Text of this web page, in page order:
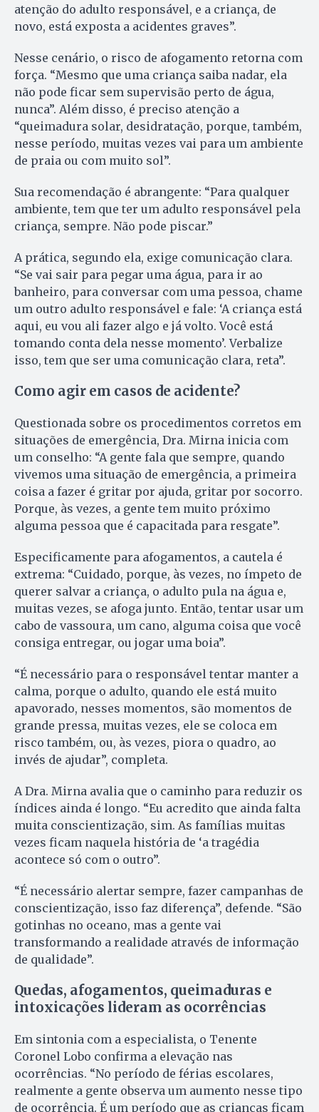
atenção do adulto responsável, e a criança, de
novo, está exposta a acidentes graves”.
Nesse cenário, o risco de afogamento retorna com
força. “Mesmo que uma criança saiba nadar, ela
não pode ficar sem supervisão perto de água,
nunca”. Além disso, é preciso atenção a
“queimadura solar, desidratação, porque, também,
nesse período, muitas vezes vai para um ambiente
de praia ou com muito sol”.
Sua recomendação é abrangente: “Para qualquer
ambiente, tem que ter um adulto responsável pela
criança, sempre. Não pode piscar.”
A prática, segundo ela, exige comunicação clara.
“Se vai sair para pegar uma água, para ir ao
banheiro, para conversar com uma pessoa, chame
um outro adulto responsável e fale: ‘A criança está
aqui, eu vou ali fazer algo e já volto. Você está
tomando conta dela nesse momento’. Verbalize
isso, tem que ser uma comunicação clara, reta”.
Como agir em casos de acidente?
Questionada sobre os procedimentos corretos em
situações de emergência, Dra. Mirna inicia com
um conselho: “A gente fala que sempre, quando
vivemos uma situação de emergência, a primeira
coisa a fazer é gritar por ajuda, gritar por socorro.
Porque, às vezes, a gente tem muito próximo
alguma pessoa que é capacitada para resgate”.
Especificamente para afogamentos, a cautela é
extrema: “Cuidado, porque, às vezes, no ímpeto de
querer salvar a criança, o adulto pula na água e,
muitas vezes, se afoga junto. Então, tentar usar um
cabo de vassoura, um cano, alguma coisa que você
consiga entregar, ou jogar uma boia”.
“É necessário para o responsável tentar manter a
calma, porque o adulto, quando ele está muito
apavorado, nesses momentos, são momentos de
grande pressa, muitas vezes, ele se coloca em
risco também, ou, às vezes, piora o quadro, ao
invés de ajudar”, completa.
A Dra. Mirna avalia que o caminho para reduzir os
índices ainda é longo. “Eu acredito que ainda falta
muita conscientização, sim. As famílias muitas
vezes ficam naquela história de ‘a tragédia
acontece só com o outro”.
“É necessário alertar sempre, fazer campanhas de
conscientização, isso faz diferença”, defende. “São
gotinhas no oceano, mas a gente vai
transformando a realidade através de informação
de qualidade”.
Quedas, afogamentos, queimaduras e
intoxicações lideram as ocorrências
Em sintonia com a especialista, o Tenente
Coronel Lobo confirma a elevação nas
ocorrências. “No período de férias escolares,
realmente a gente observa um aumento nesse tipo
de ocorrência. É um período que as crianças ficam